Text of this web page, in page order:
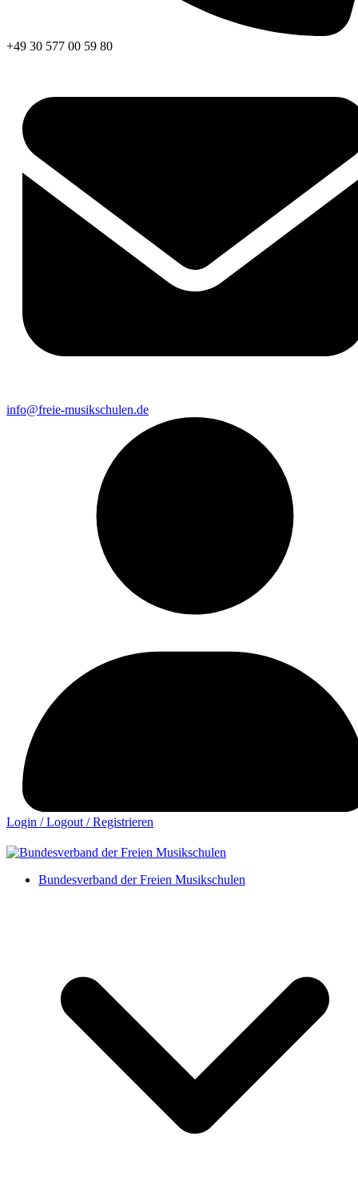
+49 30 577 00 59 80
info@freie-musikschulen.de
Login / Logout / Registrieren
Bundesverband der Freien Musikschulen